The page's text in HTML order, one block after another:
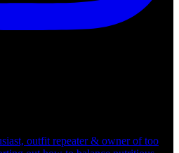
outfit repeater & owner of too